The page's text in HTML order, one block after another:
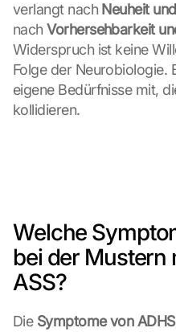
verlangt nach Neuheit
nach Vorhersehbarkeit
Widerspruch ist keine
Folge der Neurobiologie.
eigene Bedürfnisse mit,
kollidieren.
Welche
bei der Mustern
ASS?
Die Symptome von ADHS